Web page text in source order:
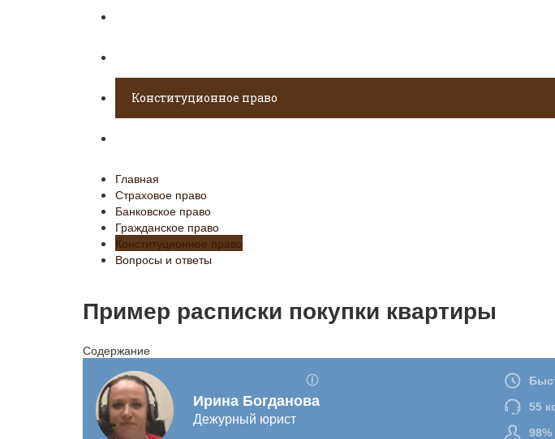
Конституционное право
Главная
Страховое право
Банковское право
Гражданское право
Конституционное право
Вопросы и ответы
Пример расписки покупки квартиры
Содержание